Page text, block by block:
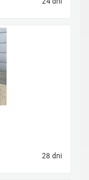
28 dni